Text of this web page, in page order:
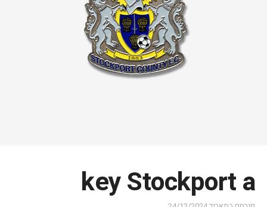
key Stockport a